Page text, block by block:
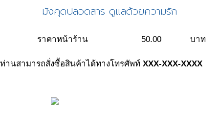
มังคุดปลอดสาร ดูแลด้วยความรัก
ราคาหน้าร้าน 50.00 บาท
ท่านสามารถสั่งซื้อสินค้าได้ทางโทรศัพท์ XXX-XXX-XXXX